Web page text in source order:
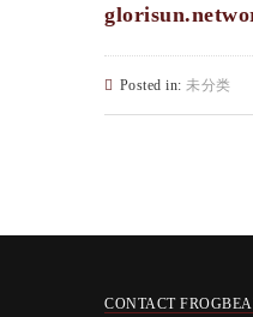
Posted in: 未分类
CONTACT